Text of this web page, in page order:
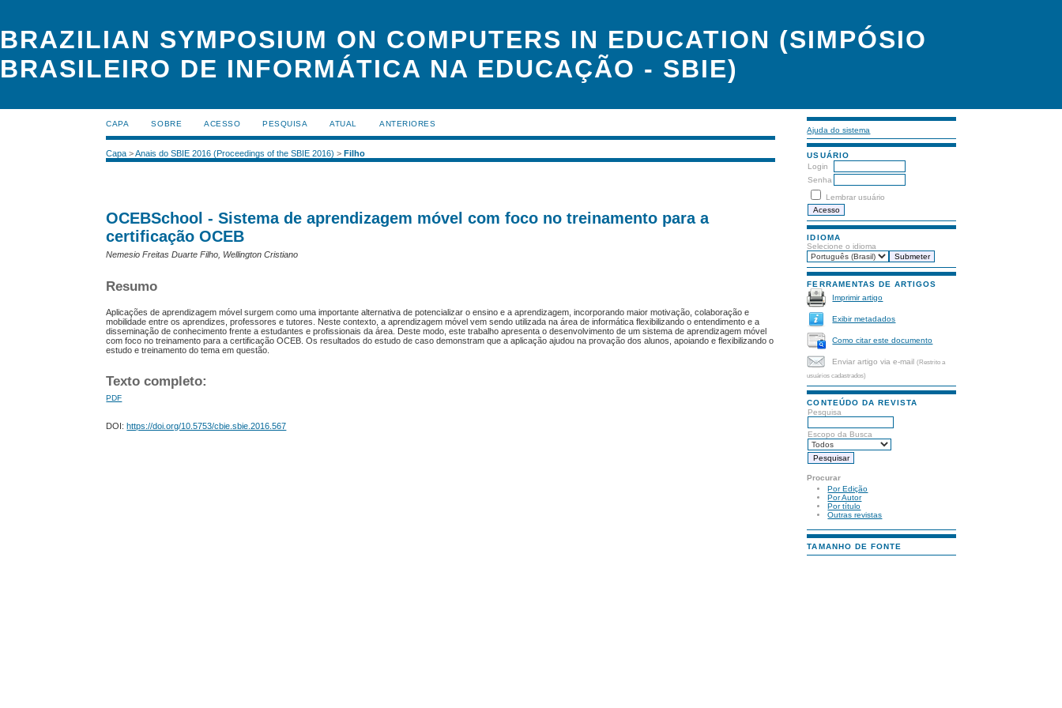
BRAZILIAN SYMPOSIUM ON COMPUTERS IN EDUCATION (SIMPÓSIO
BRASILEIRO DE INFORMÁTICA NA EDUCAÇÃO - SBIE)
Ajuda do sistema
USUÁRIO
Login
Senha
Lembrar usuário
IDIOMA
Selecione o idioma
FERRAMENTAS DE ARTIGOS
Imprimir artigo
Exibir metadados
Como citar este documento
Enviar artigo via e-mail(Restrito a
usuários cadastrados)
CONTEÚDO DA REVISTA
Pesquisa
Escopo da Busca
Procurar
Por Edição
Por Autor
Por título
Outras revistas
TAMANHO DE FONTE
CAPA SOBRE ACESSO PESQUISA ATUAL ANTERIORES
Capa >Anais do SBIE 2016 (Proceedings of the SBIE 2016) >Filho
OCEBSchool - Sistema de aprendizagem móvel com foco no treinamento para a
certificação OCEB
Nemesio Freitas Duarte Filho, Wellington Cristiano
Resumo
Aplicações de aprendizagem móvel surgem como uma importante alternativa de potencializar o ensino e a aprendizagem, incorporando maior motivação, colaboração e
mobilidade entre os aprendizes, professores e tutores. Neste contexto, a aprendizagem móvel vem sendo utilizada na área de informática flexibilizando o entendimento e a
disseminação de conhecimento frente a estudantes e profissionais da área. Deste modo, este trabalho apresenta o desenvolvimento de um sistema de aprendizagem móvel
com foco no treinamento para a certificação OCEB. Os resultados do estudo de caso demonstram que a aplicação ajudou na provação dos alunos, apoiando e flexibilizando o
estudo e treinamento do tema em questão.
Texto completo:
PDF
DOI:https://doi.org/10.5753/cbie.sbie.2016.567